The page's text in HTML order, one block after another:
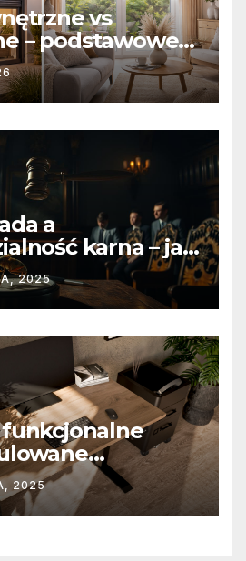
vs
– podstawowe
i
a
karna – jak
praktyce?
2025
myślą o
pracy
2025